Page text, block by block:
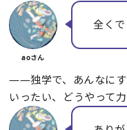
全くで
――独学で、あんなにす
いったい、どうやって